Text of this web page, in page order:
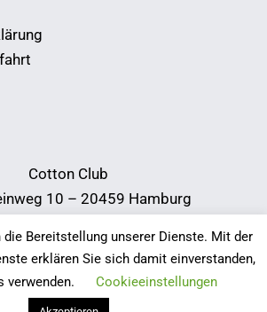
Cotton Club
10 – 20459 Hamburg
info@cotton-club.de
Bereitstellung unserer Dienste. Mit der
erklären Sie sich damit einverstanden,
verwenden.
Cookieeinstellungen